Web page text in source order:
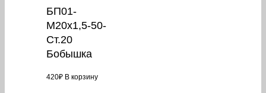
БП01-
М20х1,5-50-
Ст.20
Бобышка
420₽ В корзину